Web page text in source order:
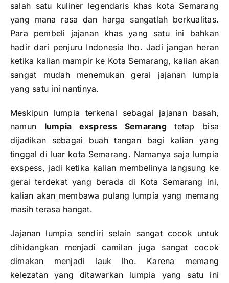
salah satu kuliner legendaris khas kota Semarang
yang mana rasa dan harga sangatlah berkualitas.
Para pembeli jajanan khas yang satu ini bahkan
hadir dari penjuru Indonesia lho. Jadi jangan heran
ketika kalian mampir ke Kota Semarang, kalian akan
sangat mudah menemukan gerai jajanan lumpia
yang satu ini nantinya.
Meskipun lumpia terkenal sebagai jajanan basah,
namun lumpia exspress Semarangtetap bisa
dijadikan sebagai buah tangan bagi kalian yang
tinggal di luar kota Semarang. Namanya saja lumpia
exspess, jadi ketika kalian membelinya langsung ke
gerai terdekat yang berada di Kota Semarang ini,
kalian akan membawa pulang lumpia yang memang
masih terasa hangat.
Jajanan lumpia sendiri selain sangat cocok untuk
dihidangkan menjadi camilan juga sangat cocok
dimakan menjadi lauk lho. Karena memang
kelezatan yang ditawarkan lumpia yang satu ini